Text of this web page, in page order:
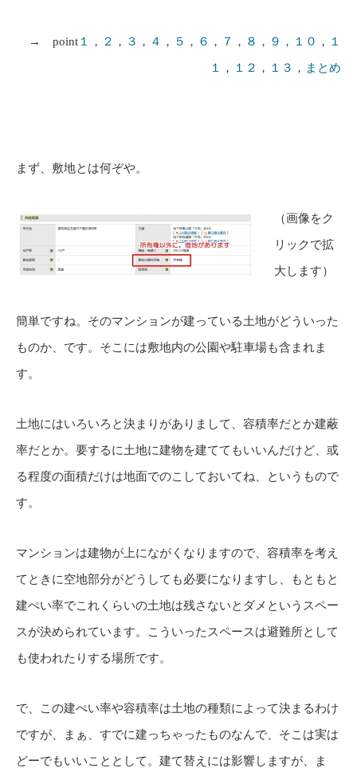
→ point １ ， ２ ， ３ ， ４ ， ５ ， ６ ， ７ ， ８ ， ９ ， １０ ， １
１ ， １２ ， １３ ， まとめ
まず、敷地とは何ぞや。
（画像をク
リックで拡
大します）
簡単ですね。そのマンションが建っている土地がどういった
ものか、です。そこには敷地内の公園や駐車場も含まれま
す。
土地にはいろいろと決まりがありまして、容積率だとか建蔽
率だとか。要するに土地に建物を建ててもいいんだけど、或
る程度の面積だけは地面でのこしておいてね、というもので
す。
マンションは建物が上にながくなりますので、容積率を考え
てときに空地部分がどうしても必要になりますし、もともと
建ぺい率でこれくらいの土地は残さないとダメというスペー
スが決められています。こういったスペースは避難所として
も使われたりする場所です。
で、この建ぺい率や容積率は土地の種類によって決まるわけ
ですが、まぁ、すでに建っちゃったものなんで、そこは実は
どーでもいいこととして。建て替えには影響しますが、ま